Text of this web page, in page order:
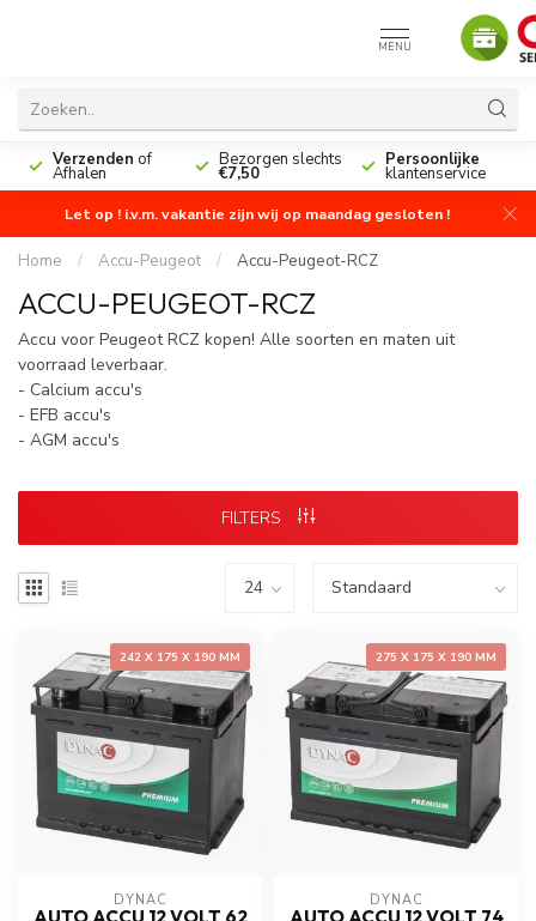
MENU
Verzenden of
Afhalen
Bezorgen slechts
€7,50
Persoonlijke
klantenservice
Let op ! i.v.m. vakantie zijn wij op maandag gesloten !
Home / Accu-Peugeot / Accu-Peugeot-RCZ
ACCU-PEUGEOT-RCZ
Accu voor Peugeot RCZ kopen! Alle soorten en maten uit
voorraad leverbaar.
- Calcium accu's
- EFB accu's
- AGM accu's
FILTERS
242 X 175 X 190 MM
DYNAC
275 X 175 X 190 MM
DYNAC